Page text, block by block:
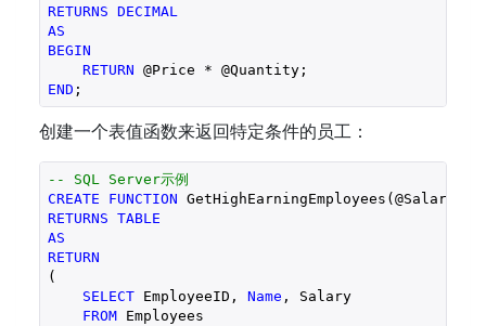
RETURNS DECIMAL
AS
BEGIN
RETURN
END
创建一个表值函数来返回特定条件的员工：
-- SQL Server示例
CREATE
FUNCTION
RETURNS TABLE
AS
RETURN
(
SELECT EmployeeID, Name , Salary
FROM Employees